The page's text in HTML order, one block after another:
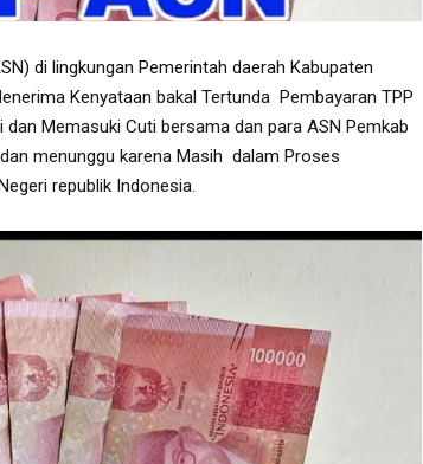
di lingkungan Pemerintah daerah Kabupaten
Kenyataan bakal Tertunda Pembayaran TPP
Memasuki Cuti bersama dan para ASN Pemkab
menunggu karena Masih dalam Proses
republik Indonesia.